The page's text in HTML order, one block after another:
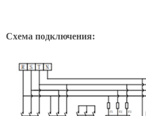
Схема подключения: